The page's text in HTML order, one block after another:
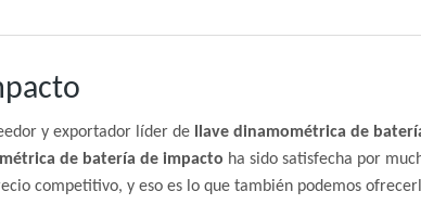
y exportador líder de llave dinamométrica de
de batería de impacto ha sido satisfecha por
competitivo, y eso es lo que también podemos